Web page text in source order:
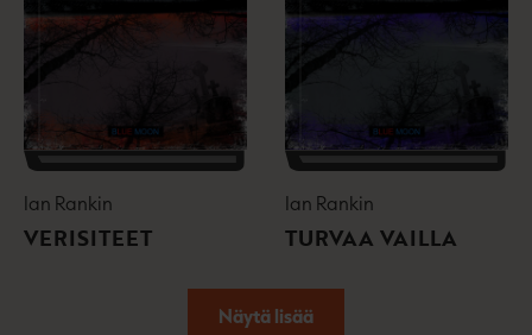
Ian Rankin
VERISITEET
Ian Rankin
TURVAA VAILLA
Näytä lisää